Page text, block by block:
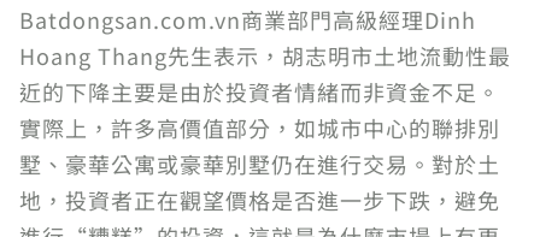
Batdongsan.com.vn商業部門高級經理Dinh
Hoang Thang先生表示，胡志明市土地流動性最
近的下降主要是由於投資者情緒而非資金不足。
實際上，許多高價值部分，如城市中心的聯排別
墅、豪華公寓或豪華別墅仍在進行交易。對於土
地，投資者正在觀望價格是否進一步下跌，避免